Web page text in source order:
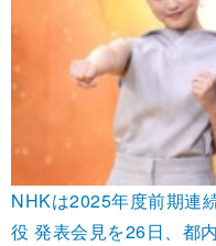
NHKは2025年度前期連
役 発表会見を26日、都